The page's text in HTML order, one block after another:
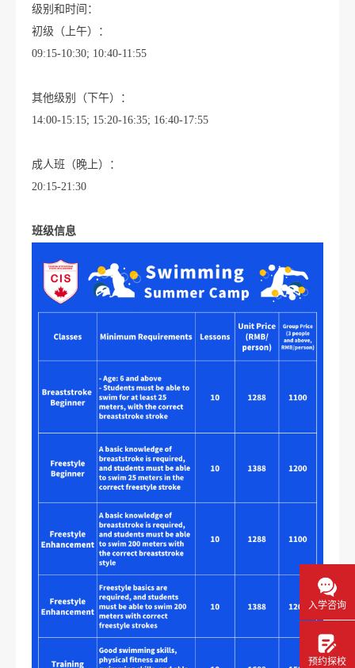
级别和时间：
初级（上午）：
09:15-10:30; 10:40-11:55
其他级别（下午）：
14:00-15:15; 15:20-16:35; 16:40-17:55
成人班（晚上）：
20:15-21:30
班级信息
入学咨询
预约探校